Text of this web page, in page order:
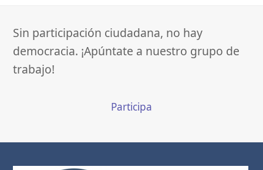
Sin participación ciudadana, no hay
democracia. ¡Apúntate a nuestro grupo de
trabajo!
Participa